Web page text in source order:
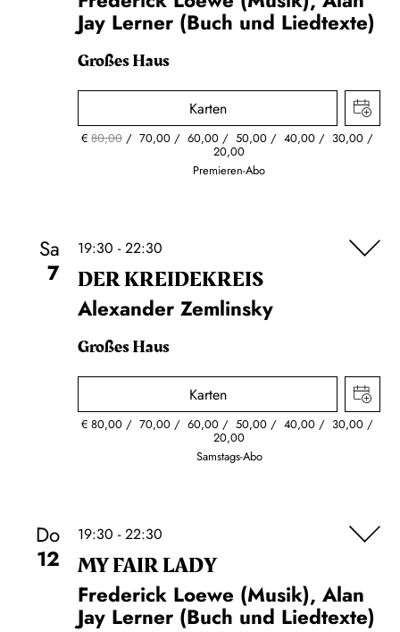
Jay Lerner (Buch und Liedtexte)
Großes Haus
Karten
€80,00 70,00 60,00 50,00 40,00 30,00
20,00
Premieren-Abo
Sa
7
19:30 - 22:30
DER KREIDE­KREIS
Alexander Zemlinsky
Großes Haus
Karten
€80,00 70,00 60,00 50,00 40,00 30,00
20,00
Samstags-Abo
Do
12
19:30 - 22:30
MY FAIR LADY
Frederick Loewe (Musik), Alan
Jay Lerner (Buch und Liedtexte)